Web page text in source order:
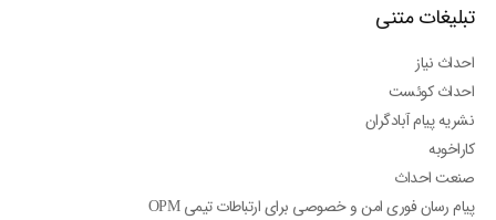
تبلیغات متنی
احداث نیاز
احداث کوئست
نشریه پیام آبادگران
کاراخوبه
صنعت احداث
پیام رسان فوری امن و خصوصی برای ارتباطات تیمی OPM